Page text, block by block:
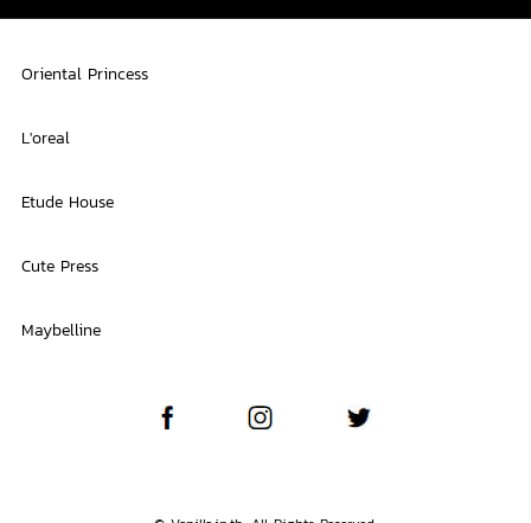
Oriental Princess
L'oreal
Etude House
Cute Press
Maybelline